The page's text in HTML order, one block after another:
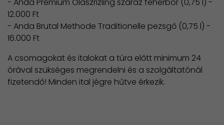
- Anda Prémium Olaszrizling száraz fehérbor (0,75 l) -
12.000 Ft
- Anda Brutal Methode Traditionelle pezsgő (0,75 l) -
16.000 Ft
A csomagokat és italokat a túra előtt minimum 24
órával szükséges megrendelni és a szolgáltatónál
fizetendő! Minden ital jégre hűtve érkezik.